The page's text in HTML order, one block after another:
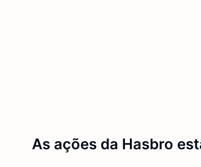
As ações da Hasbro